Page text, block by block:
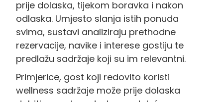
prije dolaska, tijekom boravka i nakon
odlaska. Umjesto slanja istih ponuda
svima, sustavi analiziraju prethodne
rezervacije, navike i interese gostiju te
predlažu sadržaje koji su im relevantni.
Primjerice, gost koji redovito koristi
wellness sadržaje može prije dolaska